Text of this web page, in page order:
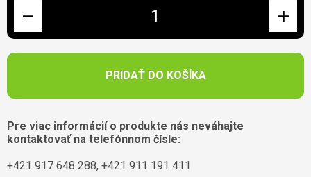
PRIDAŤ DO KOŠÍKA
Pre viac informácií o produkte nás neváhajte
kontaktovať na telefónnom čísle:
+421 917 648 288, +421 911 191 411